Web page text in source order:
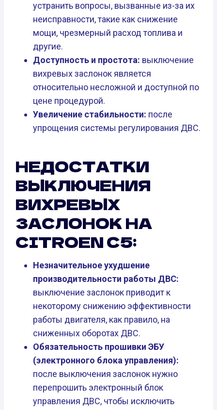
устранить вопросы, вызванные из-за их
неисправности, такие как снижение
мощи, чрезмерный расход топлива и
другие.
Доступность и простота: выключение
вихревых заслонок является
относительно несложной и доступной по
цене процедурой.
Увеличение стабильности: после
упрощения системы регулирования ДВС.
НЕДОСТАТКИ
ВЫКЛЮЧЕНИЯ
ВИХРЕВЫХ
ЗАСЛОНОК НА
CITROEN C5:
Незначительное ухудшение
производительности работы ДВС:
выключение заслонок приводит к
некоторому снижению эффективности
работы двигателя, как правило, на
сниженных оборотах ДВС.
Обязательность прошивки ЭБУ
(электронного блока управления):
после выключения заслонок нужно
перепрошить электронный блок
управления ДВС, чтобы исключить